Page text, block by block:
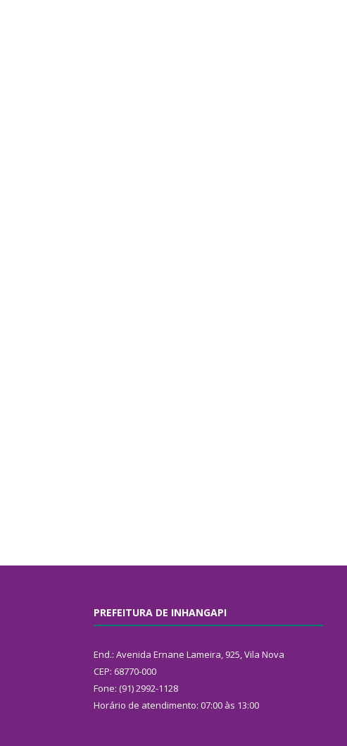
PREFEITURA DE INHANGAPI
End.: Avenida Ernane Lameira, 925, Vila Nova
CEP: 68770-000
Fone: (91) 2992-1128
Horário de atendimento: 07:00 às 13:00